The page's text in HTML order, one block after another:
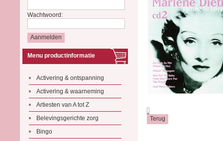
Wachtwoord:
Menu productinformatie
Activering & ontspanning
Activering & waarneming
Artiesten van A tot Z
Belevingsgerichte zorg
Bingo
.